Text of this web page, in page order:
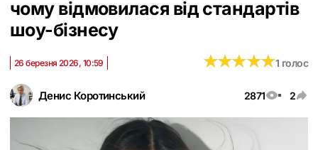
чому відмовилася від стандартів
шоу-бізнесу
Денис Коротинський 2871 2
26 березня 2026, 10:59 ★★★★★
★★★★★1 голос